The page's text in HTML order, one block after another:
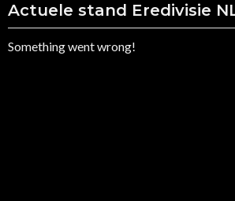
Actuele stand Eredivisie
Something went wrong!